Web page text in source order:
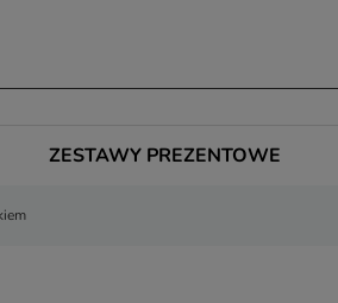
ZESTAWY PREZENTOWE